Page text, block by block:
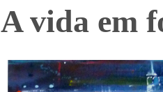
A vida em